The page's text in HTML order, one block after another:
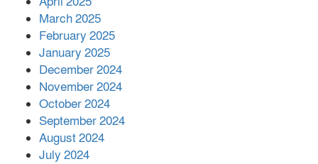
সহায়তা দিলেন সাচিং প্রু জেরী
March 2025
February 2025
January 2025
December 2024
November 2024
October 2024
September 2024
August 2024
July 2024